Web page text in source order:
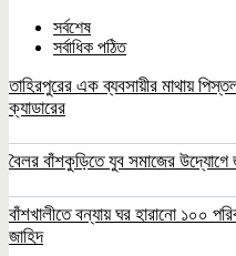
সর্বশেষ
সর্বাধিক পঠিত
তাহিরপুরের এক ব্যবসায়ীর মাথায়
ক্যাডারের
বৈলর বাঁশকুড়িতে যুব সমাজের
বাঁশখালীতে বন্যায় ঘর হারানো ১০০
জাহিদ